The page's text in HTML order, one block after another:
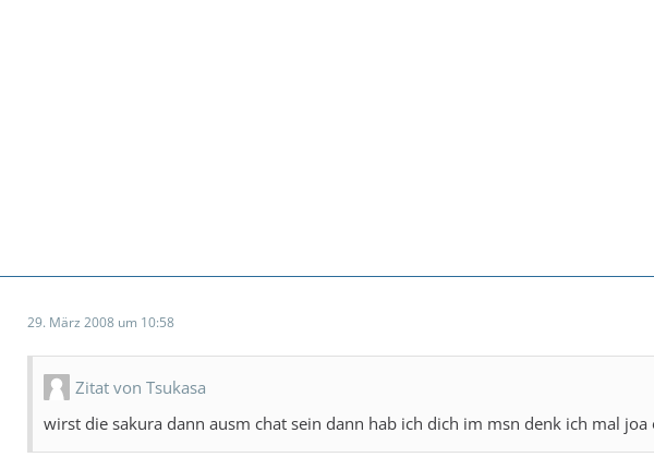
29. März 2008 um 10:58
Zitat von Tsukasa
wirst die sakura dann ausm chat sein dann hab ich dich im msn denk ich mal